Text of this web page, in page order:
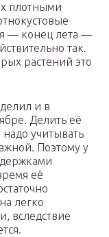
плотными
— конец лета —
так.
растений это
и в
Делить её
учитывать
Поэтому у
её
легко
вследствие